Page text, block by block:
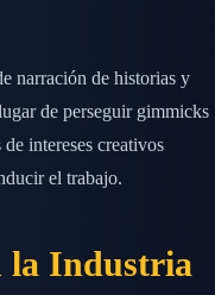
narración de historias y
de perseguir gimmicks
intereses creativos
el trabajo.
la Industria